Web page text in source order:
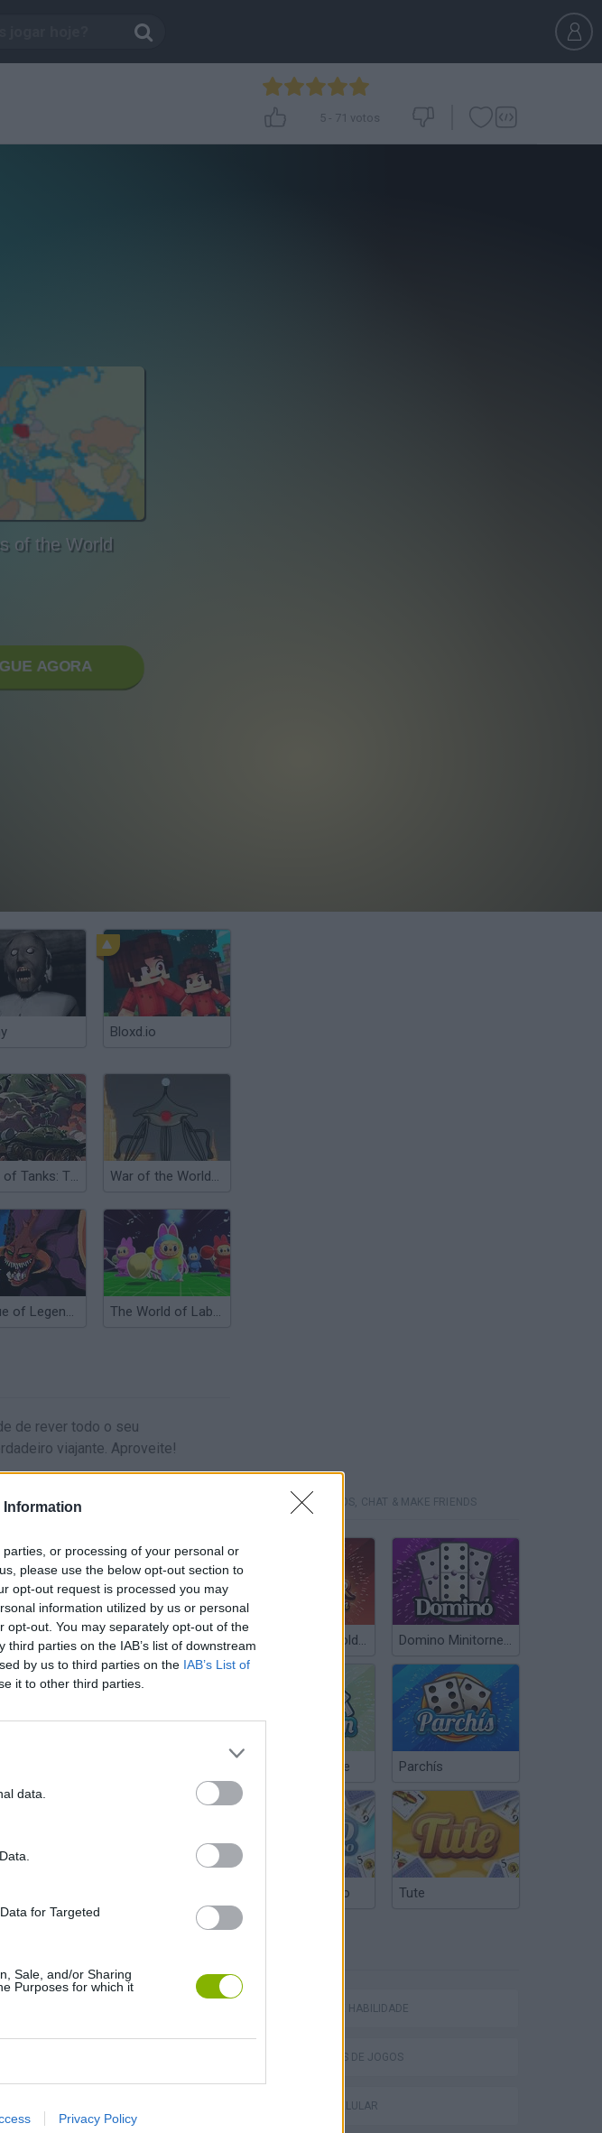
Information
or processing of your personal or
please use the below opt-out section to
opt-out request is processed you may
information utilized by us or personal
opt-out. You may separately opt-out of the
parties on the IAB’s list of downstream
by us to third parties on the IAB’s List of
it to other third parties.
data.
for Targeted
Sale, and/or Sharing
Purposes for which it
Privacy Policy
5- 71 votos
of the World
AGORA
Bloxd.io
World of Tanks: The Crayfish War of the Worlds Webcam
League of Legends: Cho'gath eats the World The World of Labubu: Build, Sing, Travel!
de rever todo o seu
viajante. Aproveite!
Chameleon Hideout Hill Sprint
Cuphead
MINITORNEOS, CHAT & MAKE FRIENDS
Poker Texas Hold’em Domino Minitorneos
Chinchón Online Parchís
Truco Argentino Tute
JOGOS DE HABILIDADE
COLEÇÕES DE JOGOS
JOGOS CELULAR